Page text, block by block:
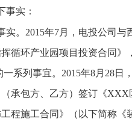
事实：
实。2015年7月，电投公司与
循环产业园项目投资合同》
系列事宜。2015年8月28日
承包方、乙方）签订《XXX
程施工合同》（以下简称《